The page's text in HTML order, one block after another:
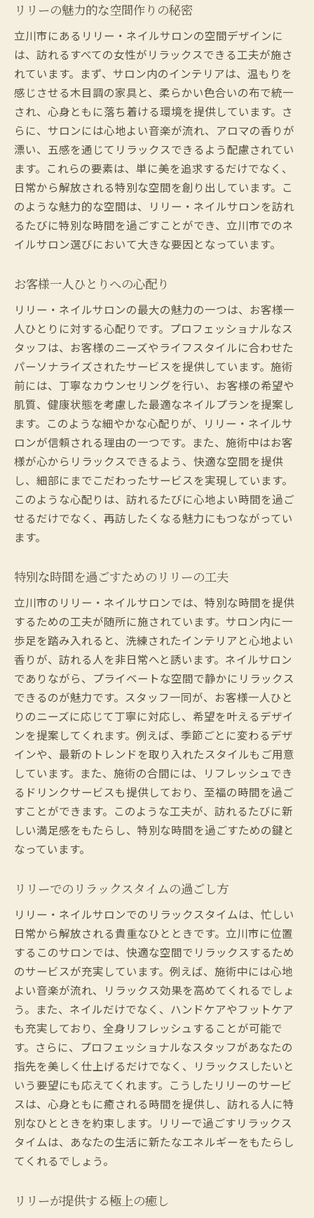
リリーの魅力的な空間作りの秘密
立川市にあるリリー・ネイルサロンの空間デザインに
は、訪れるすべての女性がリラックスできる工夫が施さ
れています。まず、サロン内のインテリアは、温もりを
感じさせる木目調の家具と、柔らかい色合いの布で統一
され、心身ともに落ち着ける環境を提供しています。さ
らに、サロンには心地よい音楽が流れ、アロマの香りが
漂い、五感を通じてリラックスできるよう配慮されてい
ます。これらの要素は、単に美を追求するだけでなく、
日常から解放される特別な空間を創り出しています。こ
のような魅力的な空間は、リリー・ネイルサロンを訪れ
るたびに特別な時間を過ごすことができ、立川市でのネ
イルサロン選びにおいて大きな要因となっています。
お客様一人ひとりへの心配り
リリー・ネイルサロンの最大の魅力の一つは、お客様一
人ひとりに対する心配りです。プロフェッショナルなス
タッフは、お客様のニーズやライフスタイルに合わせた
パーソナライズされたサービスを提供しています。施術
前には、丁寧なカウンセリングを行い、お客様の希望や
肌質、健康状態を考慮した最適なネイルプランを提案し
ます。このような細やかな心配りが、リリー・ネイルサ
ロンが信頼される理由の一つです。また、施術中はお客
様が心からリラックスできるよう、快適な空間を提供
し、細部にまでこだわったサービスを実現しています。
このような心配りは、訪れるたびに心地よい時間を過ご
せるだけでなく、再訪したくなる魅力にもつながってい
ます。
特別な時間を過ごすためのリリーの工夫
立川市のリリー・ネイルサロンでは、特別な時間を提供
するための工夫が随所に施されています。サロン内に一
歩足を踏み入れると、洗練されたインテリアと心地よい
香りが、訪れる人を非日常へと誘います。ネイルサロン
でありながら、プライベートな空間で静かにリラックス
できるのが魅力です。スタッフ一同が、お客様一人ひと
りのニーズに応じて丁寧に対応し、希望を叶えるデザイ
ンを提案してくれます。例えば、季節ごとに変わるデザ
インや、最新のトレンドを取り入れたスタイルもご用意
しています。また、施術の合間には、リフレッシュでき
るドリンクサービスも提供しており、至福の時間を過ご
すことができます。このような工夫が、訪れるたびに新
しい満足感をもたらし、特別な時間を過ごすための鍵と
なっています。
リリーでのリラックスタイムの過ごし方
リリー・ネイルサロンでのリラックスタイムは、忙しい
日常から解放される貴重なひとときです。立川市に位置
するこのサロンでは、快適な空間でリラックスするため
のサービスが充実しています。例えば、施術中には心地
よい音楽が流れ、リラックス効果を高めてくれるでしょ
う。また、ネイルだけでなく、ハンドケアやフットケア
も充実しており、全身リフレッシュすることが可能で
す。さらに、プロフェッショナルなスタッフがあなたの
指先を美しく仕上げるだけでなく、リラックスしたいと
いう要望にも応えてくれます。こうしたリリーのサービ
スは、心身ともに癒される時間を提供し、訪れる人に特
別なひとときを約束します。リリーで過ごすリラックス
タイムは、あなたの生活に新たなエネルギーをもたらし
てくれるでしょう。
リリーが提供する極上の癒し